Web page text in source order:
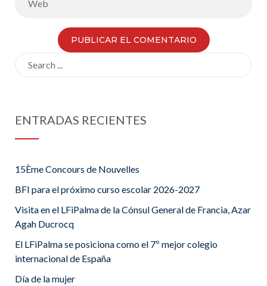
ENTRADAS RECIENTES
15Ème Concours de Nouvelles
BFI para el próximo curso escolar 2026-2027
Visita en el LFiPalma de la Cónsul General de Francia, Azar
Agah Ducrocq
El LFiPalma se posiciona como el 7º mejor colegio
internacional de España
Día de la mujer